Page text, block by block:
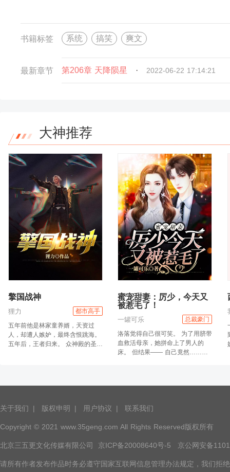
书籍标签 系统 搞笑 爽文
最新章节 第206章 天降陨星 · 2022-06-22 17:14:21
大神推荐
擎国战神
狸力
都市高手
五年前他是林家童养婿，天资过
人，却遭人嫉妒，最终含恨跳海。
五年后，王者归来。 众神殿的圣
蜜宠甜妻：厉少，今天又
被惹毛了！
一罐可乐
总裁豪门
洛落觉得自己很可笑。 为了用脐带
血救活母亲，她拼命上了男人的
床。 但结果—— 自己竟然……竟
“我当然是……” “是什么？”厉南靳
别人？” 男人清冽的气息压着洛落
在金字塔尖的男人求她。 “别走，
都能给。” “你是我的了。”
关于我们 | 版权申明 | 用户协议 | 联系我们
Copyright © 2021 www.35geng.com All Rights Reserved版权所有
北京三五更文化传媒有限公司 京ICP备20008640号-5 京公网安备
请所有作者发布作品时务必遵守国家互联网信息管理办法规定，我们拒